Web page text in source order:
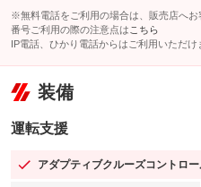
※無料電話をご利用の場合は、販売店へ
番号ご利用の際の注意点は こちら
IP電話、ひかり電話からはご利用いただけ
装備
運転支援
アダプティブクルーズコントロ
：装備あり